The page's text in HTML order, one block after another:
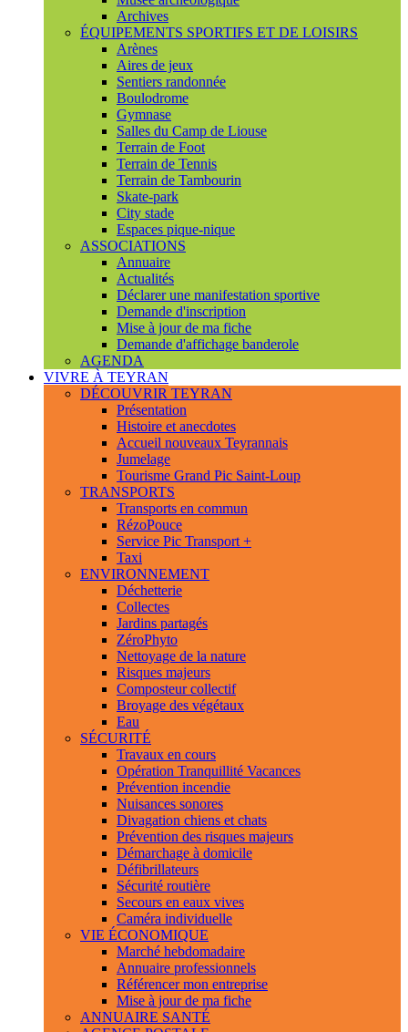
Archives
ÉQUIPEMENTS SPORTIFS ET DE LOISIRS
Arènes
Aires de jeux
Sentiers randonnée
Boulodrome
Gymnase
Salles du Camp de Liouse
Terrain de Foot
Terrain de Tennis
Terrain de Tambourin
Skate-park
City stade
Espaces pique-nique
ASSOCIATIONS
Annuaire
Actualités
Déclarer une manifestation sportive
Demande d'inscription
Mise à jour de ma fiche
Demande d'affichage banderole
AGENDA
VIVRE À TEYRAN
DÉCOUVRIR TEYRAN
Présentation
Histoire et anecdotes
Accueil nouveaux Teyrannais
Jumelage
Tourisme Grand Pic Saint-Loup
TRANSPORTS
Transports en commun
RézoPouce
Service Pic Transport +
Taxi
ENVIRONNEMENT
Déchetterie
Collectes
Jardins partagés
ZéroPhyto
Nettoyage de la nature
Risques majeurs
Composteur collectif
Broyage des végétaux
Eau
SÉCURITÉ
Travaux en cours
Opération Tranquillité Vacances
Prévention incendie
Nuisances sonores
Divagation chiens et chats
Prévention des risques majeurs
Démarchage à domicile
Défibrillateurs
Sécurité routière
Secours en eaux vives
Caméra individuelle
VIE ÉCONOMIQUE
Marché hebdomadaire
Annuaire professionnels
Référencer mon entreprise
Mise à jour de ma fiche
ANNUAIRE SANTÉ